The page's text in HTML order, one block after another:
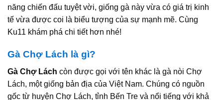
năng chiến đấu tuyệt vời, giống gà này vừa có giá trị kinh
tế vừa được coi là biểu tượng của sự mạnh mẽ. Cùng
Ku11 khám phá chi tiết hơn nhé!
Gà Chợ Lách là gì?
Gà Chợ Lách còn được gọi với tên khác là gà nòi Chợ
Lách, một giống bản địa của Việt Nam. Chúng có nguồn
gốc từ huyện Chợ Lách, tỉnh Bến Tre và nổi tiếng với khả